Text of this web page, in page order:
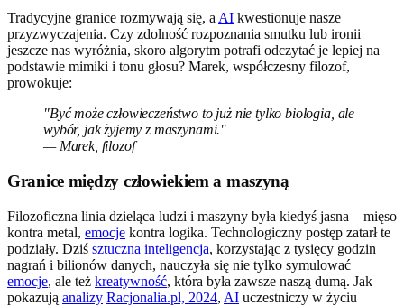
Tradycyjne granice rozmywają się, a AI kwestionuje nasze
przyzwyczajenia. Czy zdolność rozpoznania smutku lub ironii
jeszcze nas wyróżnia, skoro algorytm potrafi odczytać je lepiej na
podstawie mimiki i tonu głosu? Marek, współczesny filozof,
prowokuje:
"Być może człowieczeństwo to już nie tylko biologia, ale
wybór, jak żyjemy z maszynami."
— Marek, filozof
Granice między człowiekiem a maszyną
Filozoficzna linia dzieląca ludzi i maszyny była kiedyś jasna – mięso
kontra metal, emocje kontra logika. Technologiczny postęp zatarł te
podziały. Dziś sztuczna inteligencja, korzystając z tysięcy godzin
nagrań i bilionów danych, nauczyła się nie tylko symulować
emocje, ale też kreatywność, która była zawsze naszą dumą. Jak
pokazują analizy Racjonalia.pl, 2024, AI uczestniczy w życiu